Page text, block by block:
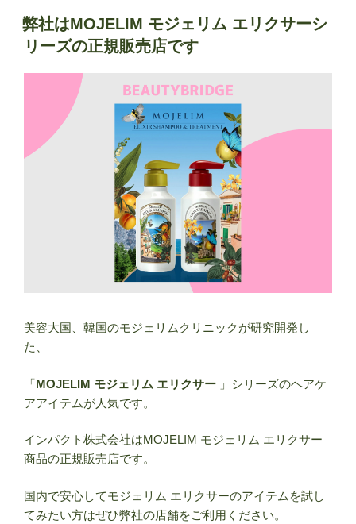
投
稿
日:
弊社はMOJELIM モジェリム エリクサーシ
リーズの正規販売店です
美容大国、韓国のモジェリムクリニックが研究開発し
た、
「MOJELIM モジェリム エリクサー 」シリーズのヘアケ
アアイテムが人気です。
インパクト株式会社はMOJELIM モジェリム エリクサー
商品の正規販売店です。
国内で安心してモジェリム エリクサーのアイテムを試し
てみたい方はぜひ弊社の店舗をご利用ください。